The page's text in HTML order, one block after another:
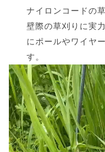
ナイロンコードの
壁際の草刈りに実
にポールやワイヤ
す。
動
画
プ
レ
ー
ヤ